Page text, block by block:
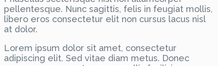
pellentesque. Nunc sagittis, felis in feugiat mollis,
libero eros consectetur elit non cursus lacus nisl
at dolor.
Lorem ipsum dolor sit amet, consectetur
adipiscing elit. Sed vitae diam metus. Donec